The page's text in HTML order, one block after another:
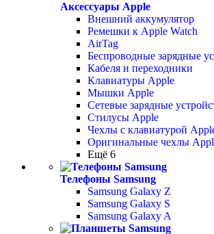
Аксессуары Apple
Внешний аккумулятор
Ремешки к Apple Watch
AirTag
Беспроводные зарядные
Кабеля и переходники
Клавиатуры Apple
Мышки Apple
Сетевые зарядные
Стилусы Apple
Чехлы с клавиатурой
Оригинальные чехлы
Ещё 6
Телефоны Samsung
Samsung Galaxy Z
Samsung Galaxy S
Samsung Galaxy A